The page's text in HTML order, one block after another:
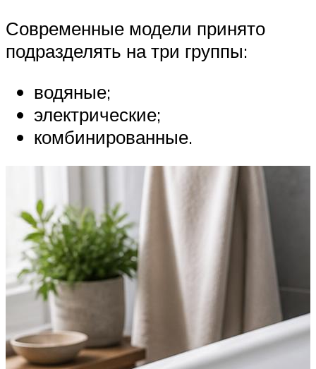
Современные модели принято
подразделять на три группы:
водяные;
электрические;
комбинированные.